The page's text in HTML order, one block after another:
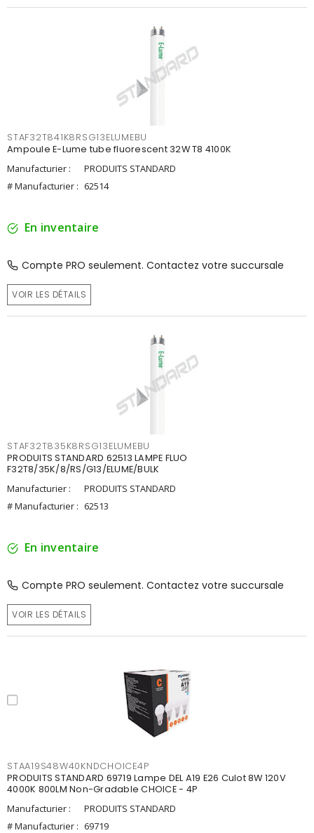
STAF32T841K8RSG13ELUMEBU
Ampoule E-Lume tube fluorescent 32W T8 4100K
Manufacturier :
PRODUITS STANDARD
# Manufacturier : 62514
En inventaire
Compte PRO seulement. Contactez votre succursale
VOIR LES DÉTAILS
STAF32T835K8RSG13ELUMEBU
PRODUITS STANDARD 62513 LAMPE FLUO
F32T8/35K/8/RS/G13/ELUME/BULK
Manufacturier :
PRODUITS STANDARD
# Manufacturier : 62513
En inventaire
Compte PRO seulement. Contactez votre succursale
VOIR LES DÉTAILS
STAA19S48W40KNDCHOICE4P
PRODUITS STANDARD 69719 Lampe DEL A19 E26 Culot 8W 120V
4000K 800LM Non-Gradable CHOICE - 4P
Manufacturier :
PRODUITS STANDARD
# Manufacturier : 69719